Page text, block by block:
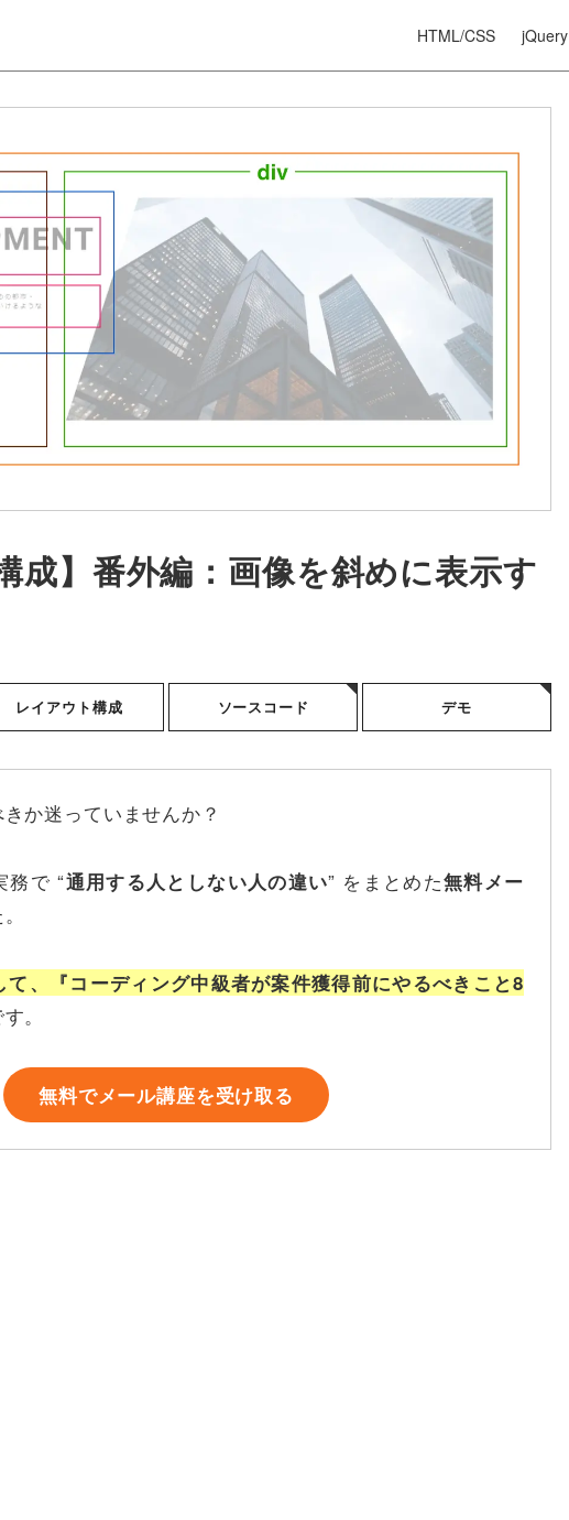
HTML/CSS jQuery
成】番外編：画像を斜めに表示す
レイアウト構成 ソースコード デモ
か迷っていませんか？
務で “通用する人としない人の違い” をまとめた無料メー
て、『コーディング中級者が案件獲得前にやるべきこと8
。
無料でメール講座を受け取る